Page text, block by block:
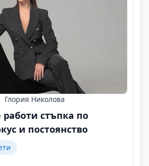
Глория Николова
работи стъпка по
и постоянство